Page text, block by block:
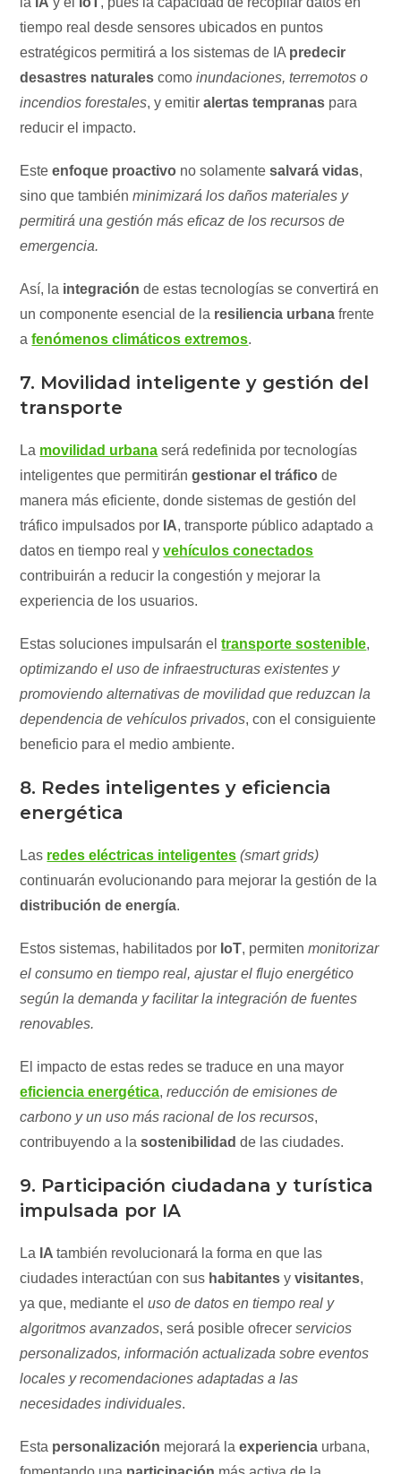
tiempo real desde sensores ubicados en puntos
estratégicos permitirá a los sistemas de IA predecir
desastres naturales comoinundaciones, terremotos o
incendios forestales, y emitiralertas tempranas para
reducir el impacto.
Este enfoque proactivo no solamentesalvará vidas,
sino que tambiénminimizará los daños materiales y
permitirá una gestión más eficaz de los recursos de
emergencia.
Así, la integración de estas tecnologías se convertirá en
un componente esencial de la resiliencia urbana frente
afenómenos climáticos extremos.
7. Movilidad inteligente y gestión del
transporte
La movilidad urbana será redefinida por tecnologías
inteligentes que permitirángestionar el tráfico de
manera más eficiente, donde sistemas de gestión del
tráfico impulsados por IA, transporte público adaptado a
datos en tiempo real yvehículos conectados
contribuirán a reducir la congestión y mejorar la
experiencia de los usuarios.
Estas soluciones impulsarán eltransporte sostenible,
optimizando el uso de infraestructuras existentes y
promoviendo alternativas de movilidad que reduzcan la
dependencia de vehículos privados, con el consiguiente
beneficio para el medio ambiente.
8. Redes inteligentes y eficiencia
energética
Las redes eléctricas inteligentes (smart grids)
continuarán evolucionando para mejorar la gestión de la
distribución de energía.
Estos sistemas, habilitados por IoT, permitenmonitorizar
el consumo en tiempo real, ajustar el flujo energético
según la demanda y facilitar la integración de fuentes
renovables.
El impacto de estas redes se traduce en una mayor
eficiencia energética,reducción de emisiones de
carbono y un uso más racional de los recursos,
contribuyendo a lasostenibilidad de las ciudades.
9. Participación ciudadana y turística
impulsada por IA
La IAtambién revolucionará la forma en que las
ciudades interactúan con sus habitantes yvisitantes,
ya que, mediante eluso de datos en tiempo real y
algoritmos avanzados, será posible ofrecerservicios
personalizados, información actualizada sobre eventos
locales y recomendaciones adaptadas a las
necesidades individuales.
Esta personalización mejorará laexperiencia urbana,